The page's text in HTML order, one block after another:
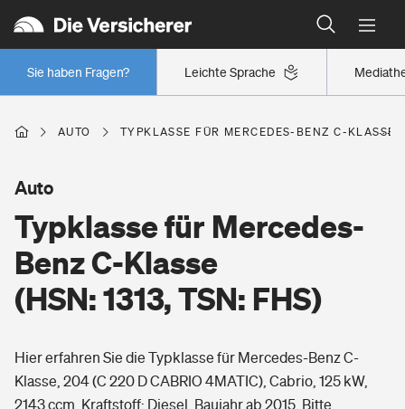
Leichte Sprache
Sie haben Fragen?
Wer versichert was: Jetzt Versicherer finden
Regionalklassen: So ist Ihre Region eingestuft
Wer versichert was: Jetzt Versicherer finden
Berufsunfähigkeitsversicherung
Arbeitsrechtsschutz
Wohnen
Wohngebäudeversicherung
Hausratversicherung
Elementarversicherung
Pri­vate Haft­pflicht­
Gesundheit
AUTO TYPKLASSE FÜR MERCEDES-BENZ C-KLASSE
Typklasse für Mercedes-
Benz C-Klasse
(HSN: 1313, TSN: FHS)
Auto
Hier erfahren Sie die Typklasse für Mercedes-Benz C-
Klasse, 204 (C 220 D CABRIO 4MATIC), Cabrio, 125 kW,
2143 ccm, Kraftstoff: Diesel, Baujahr ab 2015. Bitte